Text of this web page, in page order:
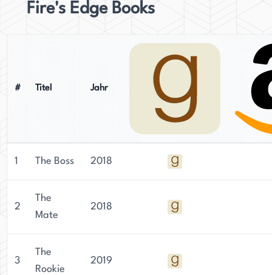
Fire's Edge Books
# Titel Jahr
1 The Boss 2018
2
The
Mate
2018
3
The
Rookie
2019